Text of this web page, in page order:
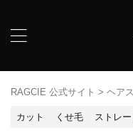
RAGCIE 公式サイト > ヘア
カット くせ毛 ストレー